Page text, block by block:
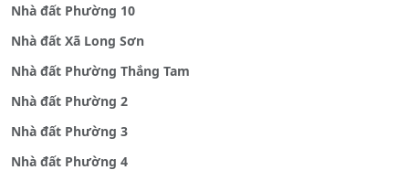
Nhà đất Phường 10
Nhà đất Xã Long Sơn
Nhà đất Phường Thắng Tam
Nhà đất Phường 2
Nhà đất Phường 3
Nhà đất Phường 4